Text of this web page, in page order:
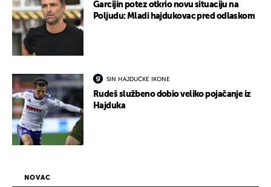
Garcijin potez otkrio novu situaciju na
Poljudu: Mladi hajdukovac pred odlaskom
SIN HAJDUČKE IKONE
Rudeš službeno dobio veliko pojačanje iz
Hajduka
NOVAC